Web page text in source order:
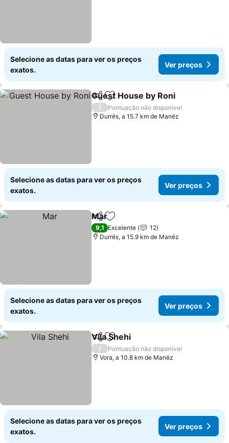
Selecione as datas para ver os preços
exatos.
Ver preços
PartilharAdicionar aos favoritos
Guest House by Roni
/
Pontuação não disponível
Durrës, a 15.7 km de Manëz
Selecione as datas para ver os preços
exatos.
Ver preços
PartilharAdicionar aos favoritos
Mar
9,1 Excelente
12
Durrës, a 15.9 km de Manëz
Selecione as datas para ver os preços
exatos.
Ver preços
PartilharAdicionar aos favoritos
Vila Shehi
/
Pontuação não disponível
Vora, a 10.8 km de Manëz
Selecione as datas para ver os preços
exatos.
Ver preços